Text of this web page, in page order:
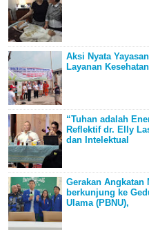
Aksi Nyata
Layanan
“Tuhan adalah
Reflektif dr. Elly
dan Intelektual
Gerakan Angkatan
berkunjung ke
Ulama (PBNU),